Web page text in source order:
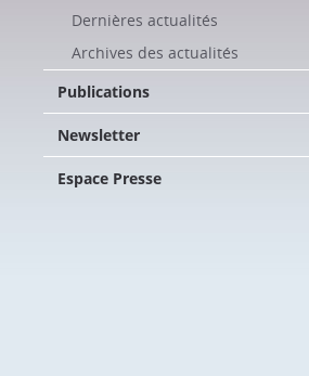
Dernières actualités
Archives des actualités
Publications
Newsletter
Espace Presse